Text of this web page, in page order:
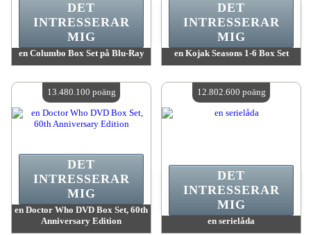
en Columbo Box Set på Blu-Ray
Antal tillgängliga:4
DET
INTRESSERAR
MIG
en Kojak Seasons 1-6 Box Set
Antal tillgängliga:4
DET
INTRESSERAR
MIG
en Doctor Who DVD Box Set, 60th
Anniversary Edition
DET
INTRESSERAR
MIG
13.480.100 poäng
en serielåda
DET
INTRESSERAR
MIG
12.802.600 poäng